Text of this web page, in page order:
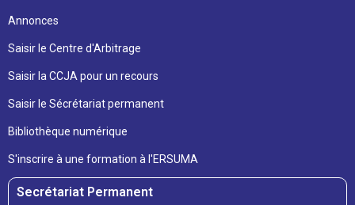
Annonces
Saisir le Centre d'Arbitrage
Saisir la CCJA pour un recours
Saisir le Sécrétariat permanent
Bibliothèque numérique
S'inscrire à une formation à l'ERSUMA
Secrétariat Permanent